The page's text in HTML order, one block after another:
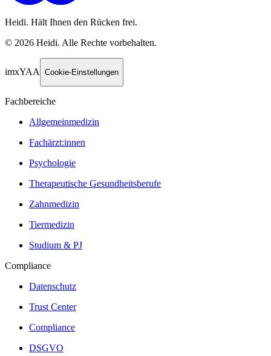
Heidi. Hält Ihnen den Rücken frei.
© 2026 Heidi. Alle Rechte vorbehalten.
imxYAA Cookie-Einstellungen
Fachbereiche
Allgemeinmedizin
Fachärzt:innen
Psychologie
Therapeutische Gesundheitsberufe
Zahnmedizin
Tiermedizin
Studium & PJ
Compliance
Datenschutz
Trust Center
Compliance
DSGVO